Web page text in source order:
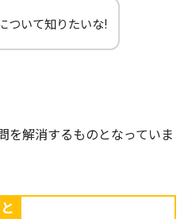
ついて知りたいな!
を解消するものとなっていま